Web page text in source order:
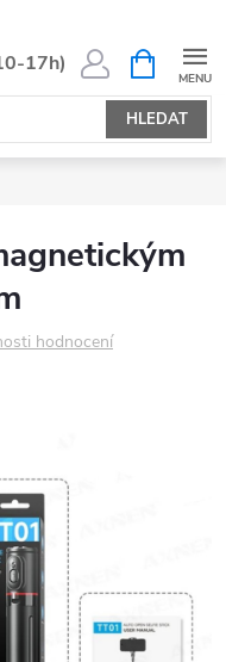
HLEDAT
NÁKUPNÍ
KOŠÍK
hodnocení